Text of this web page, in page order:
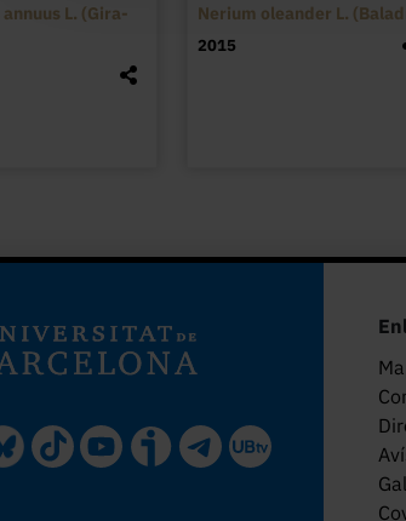
L. (Gira-
Nerium oleander L.
2015